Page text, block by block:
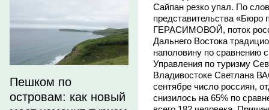
Пешком по
островам: как новый
Сайпан резко упал. По
представительства «Бюро
ГЕРАСИМОВОЙ, поток
Дальнего Востока
наполовину по сравнению
Управления по туризму
Владивостоке Светлана
сентябре число россиян,
снизилось на 65% по